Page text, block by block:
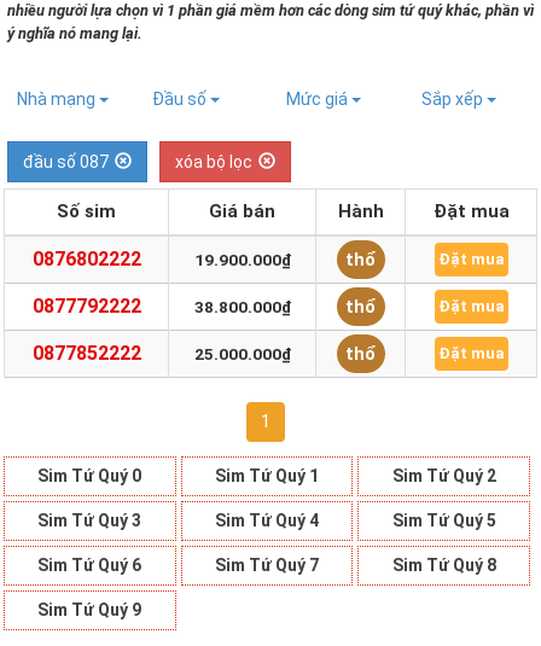
nhiều người lựa chọn vì 1 phần giá mềm hơn các dòng sim tứ quý khác, phần vì
ý nghĩa nó mang lại.
Nhà mạng Đầu số Mức giá Sắp xếp
đầu số 087 xóa bộ lọc
Số sim Giá bán Hành Đặt mua
0876802222 19.900.000₫ thổ Đặt mua
0877792222 38.800.000₫ thổ Đặt mua
0877852222 25.000.000₫ thổ Đặt mua
1
Sim Tứ Quý 0 Sim Tứ Quý 1 Sim Tứ Quý 2
Sim Tứ Quý 3 Sim Tứ Quý 4 Sim Tứ Quý 5
Sim Tứ Quý 6 Sim Tứ Quý 7 Sim Tứ Quý 8
Sim Tứ Quý 9